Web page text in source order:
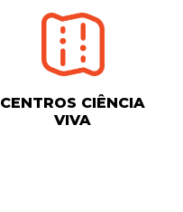
CENTROS CIÊNCIA
VIVA